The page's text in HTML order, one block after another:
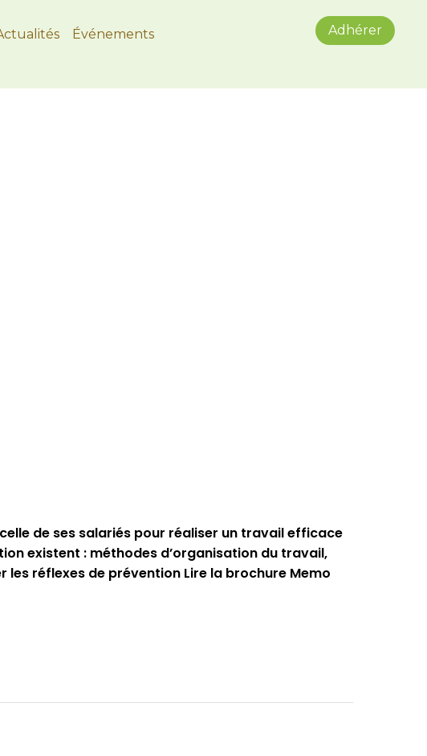
Événements Adhérer
celle de ses salariés pour réaliser un travail efficace
existent : méthodes d’organisation du travail,
réflexes de prévention Lire la brochure Memo